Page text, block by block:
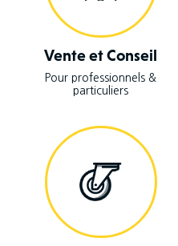
Vente et Conseil
Pour professionnels &
particuliers